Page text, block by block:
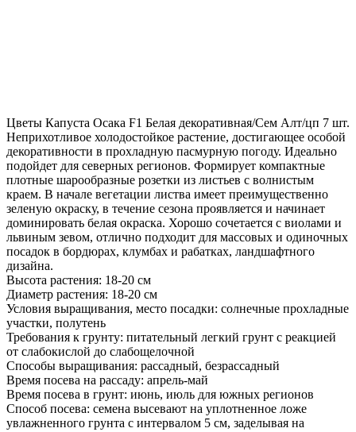
Цветы Капуста Осака F1 Белая декоративная/Сем Алт/цп 7 шт.
Неприхотливое холодостойкое растение, достигающее особой
декоративности в прохладную пасмурную погоду. Идеально
подойдет для северных регионов. Формирует компактные
плотные шарообразные розетки из листьев с волнистым
краем. В начале вегетации листва имеет преимущественно
зеленую окраску, в течение сезона проявляется и начинает
доминировать белая окраска. Хорошо сочетается с виолами и
львиным зевом, отлично подходит для массовых и одиночных
посадок в бордюрах, клумбах и рабатках, ландшафтного
дизайна.
Высота растения: 18-20 см
Диаметр растения: 18-20 см
Условия выращивания, место посадки: солнечные прохладные
участки, полутень
Требования к грунту: питательный легкий грунт с реакцией
от слабокислой до слабощелочной
Способы выращивания: рассадный, безрассадный
Время посева на рассаду: апрель-май
Время посева в грунт: июнь, июль для южных регионов
Способ посева: семена высевают на уплотненное ложе
увлажненного грунта с интервалом 5 см, заделывая на